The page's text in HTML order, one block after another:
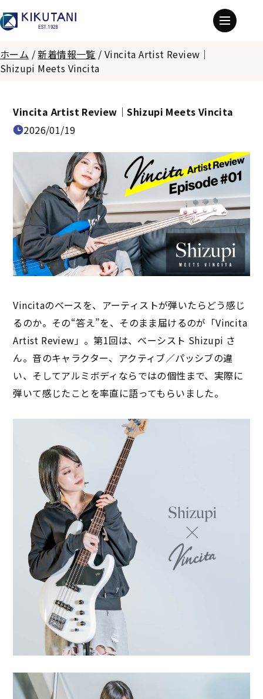
ホーム /新着情報一覧 /Vincita Artist Review｜
Shizupi Meets Vincita
Vincita Artist Review｜Shizupi Meets Vincita
2026/01/19
Vincitaのベースを、アーティストが弾いたらどう感じ
るのか。その“答え”を、そのまま届けるのが「Vincita
Artist Review」。第1回は、ベーシスト Shizupi さ
ん。音のキャラクター、アクティブ／パッシブの違
い、そしてアルミボディならではの個性まで、実際に
弾いて感じたことを率直に語ってもらいました。